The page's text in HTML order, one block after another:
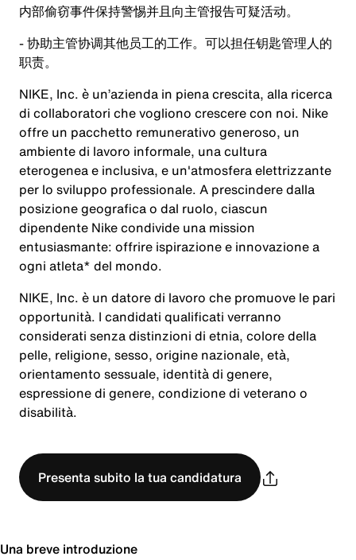
内部偷窃事件保持警惕并且向主管报告可疑活动。
- 协助主管协调其他员工的工作。可以担任钥匙管理人的
职责。
NIKE, Inc. è un’azienda in piena crescita, alla ricerca
di collaboratori che vogliono crescere con noi. Nike
offre un pacchetto remunerativo generoso, un
ambiente di lavoro informale, una cultura
eterogenea e inclusiva, e un'atmosfera elettrizzante
per lo sviluppo professionale. A prescindere dalla
posizione geografica o dal ruolo, ciascun
dipendente Nike condivide una mission
entusiasmante: offrire ispirazione e innovazione a
ogni atleta* del mondo.
NIKE, Inc. è un datore di lavoro che promuove le pari
opportunità. I candidati qualificati verranno
considerati senza distinzioni di etnia, colore della
pelle, religione, sesso, origine nazionale, età,
orientamento sessuale, identità di genere,
espressione di genere, condizione di veterano o
disabilità.
Presenta subito la tua candidatura
Una breve introduzione